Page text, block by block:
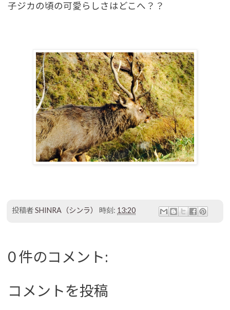
子ジカの頃の可愛らしさはどこへ？？
投稿者SHINRA（シンラ） 時刻: 13:20
0 件のコメント:
コメントを投稿